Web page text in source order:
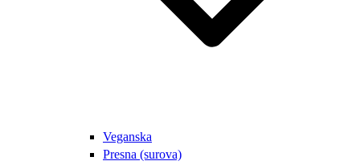
Veganska
Presna (surova)